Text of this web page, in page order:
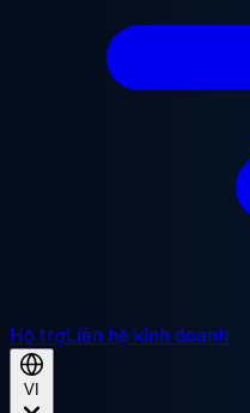
Hỗ trợLiên hệ kinh doanh
VI